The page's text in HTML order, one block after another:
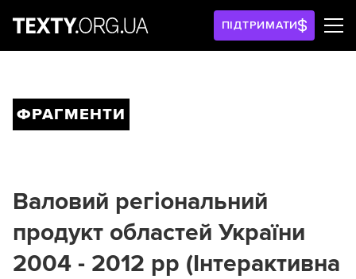
ПІДТРИМАТИ
ФРАГМЕНТИ
Валовий регіональний
продукт областей України
2004 - 2012 рр (Інтерактивна